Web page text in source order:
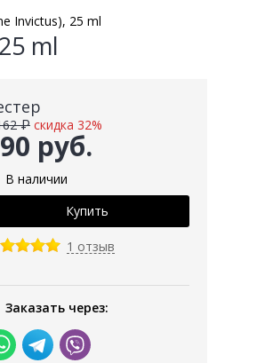
Invictus), 25 ml
ml
руб.
₽ скидка 32%
В наличии
1 отзыв
Заказать через: